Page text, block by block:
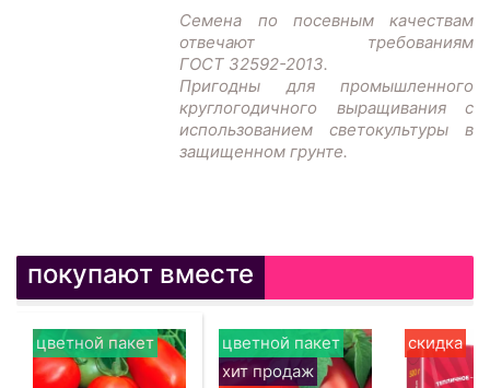
Семена по посевным качествам
отвечают требованиям
ГОСТ 32592-2013.
Пригодны для промышленного
круглогодичного выращивания с
использованием светокультуры в
защищенном грунте.
покупают вместе
цветной пакет
цветной пакет
хит продаж
скидка